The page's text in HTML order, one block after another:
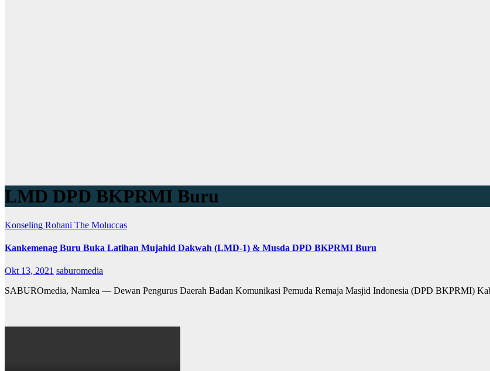
LMD DPD BKPRMI Buru
Konseling Rohani The Moluccas
Kankemenag Buru Buka Latihan Mujahid Dakwah (LMD-1) & Musda DPD BKPRMI Buru
Okt 13, 2021 saburomedia
SABUROmedia, Namlea — Dewan Pengurus Daerah Badan Komunikasi Pemuda Remaja Masjid Indonesia (DPD BKPRMI)